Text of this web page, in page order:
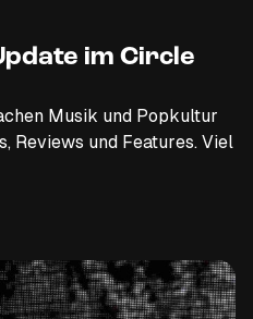
im Circle
Musik und Popkultur
Reviews und Features. Viel